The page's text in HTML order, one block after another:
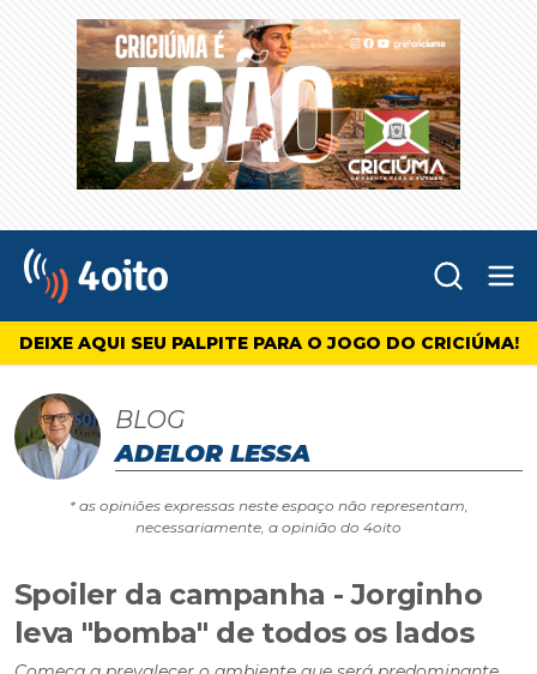
4oito
DEIXE AQUI SEU PALPITE PARA O JOGO DO CRICIÚMA!
BLOG
ADELOR LESSA
* as opiniões expressas neste espaço não representam,
necessariamente, a opinião do 4oito
Spoiler da campanha - Jorginho
leva "bomba" de todos os lados